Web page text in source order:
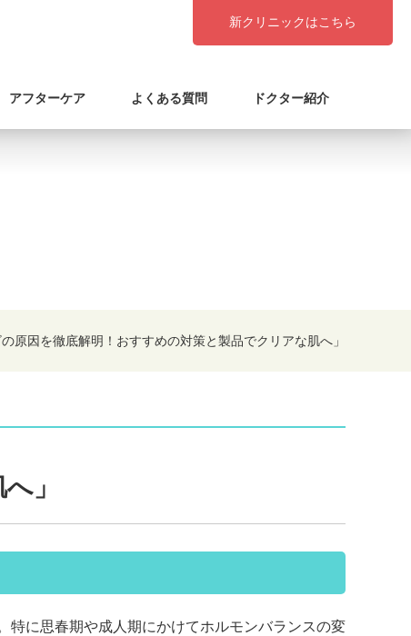
新クリニックはこちら
アフターケア よくある質問 ドクター紹介
の原因を徹底解明！おすすめの対策と製品でクリアな肌へ」
」
特に思春期や成人期にかけてホルモンバランスの変